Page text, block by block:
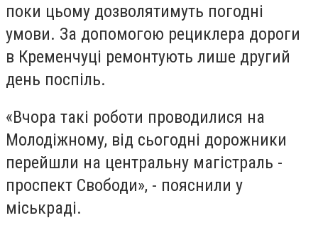
поки цьому дозволятимуть погодні
умови. За допомогою рециклера дороги
в Кременчуці ремонтують лише другий
день поспіль.
«Вчора такі роботи проводилися на
Молодіжному, від сьогодні дорожники
перейшли на центральну магістраль -
проспект Свободи», - пояснили у
міськраді.